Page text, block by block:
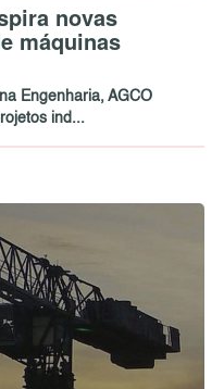
novas
máquinas
Engenharia, AGCO
ind...